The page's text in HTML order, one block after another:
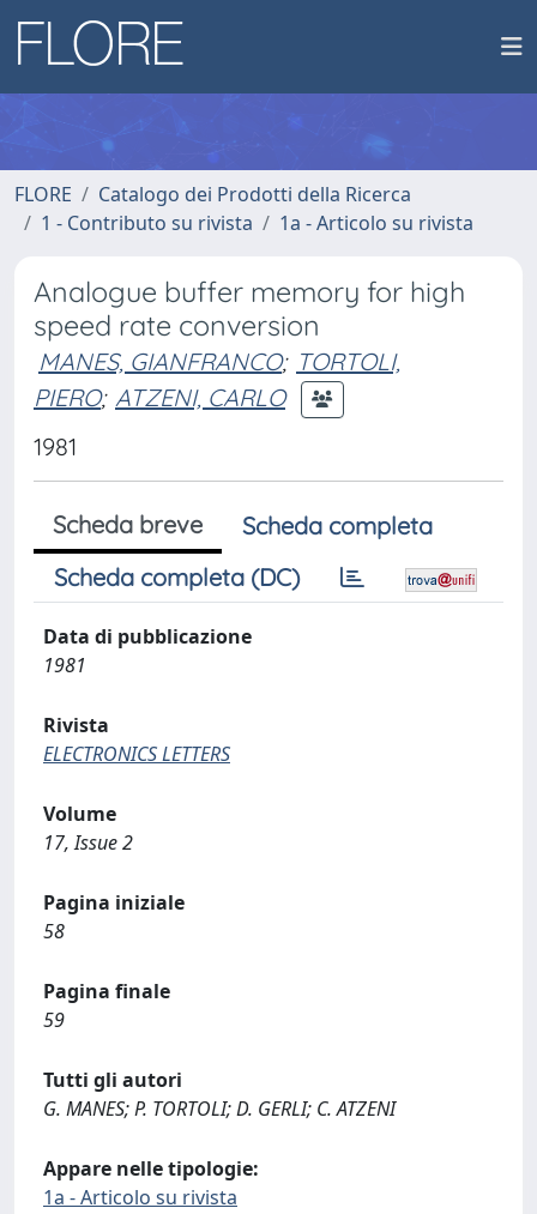
FLORE
Catalogo dei Prodotti della Ricerca
1 - Contributo su rivista
1a - Articolo su rivista
Analogue buffer memory for high
speed rate conversion
MANES, GIANFRANCO; TORTOLI,
PIERO; ATZENI, CARLO
1981
Scheda breve
Scheda completa
Scheda completa (DC)
Data di pubblicazione
1981
Rivista
ELECTRONICS LETTERS
Volume
17, Issue 2
Pagina iniziale
58
Pagina finale
59
Tutti gli autori
G. MANES; P. TORTOLI; D. GERLI; C. ATZENI
Appare nelle tipologie:
1a - Articolo su rivista